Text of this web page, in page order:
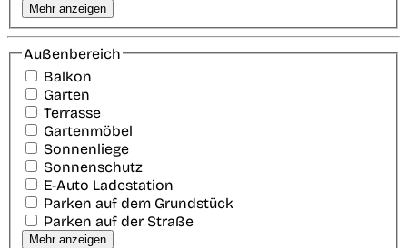
Mehr anzeigen
Außenbereich
Balkon
Garten
Terrasse
Gartenmöbel
Sonnenliege
Sonnenschutz
E-Auto Ladestation
Parken auf dem Grundstück
Parken auf der Straße
Mehr anzeigen